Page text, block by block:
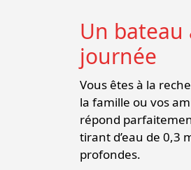
Un
journée
Vous êtes à la
la famille ou vos
répond
tirant d’eau de 0,3
profondes.